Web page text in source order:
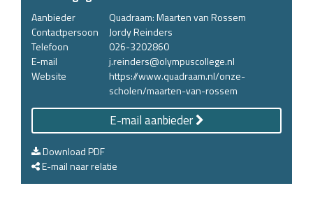
Aanbieder
Quadraam: Maarten van Rossem
Contactpersoon
Jordy Reinders
Telefoon
026-3202860
E-mail
j.reinders@olympuscollege.nl
Website
https://www.quadraam.nl/onze-
scholen/maarten-van-rossem
E-mail aanbieder
Download PDF
E-mail naar relatie